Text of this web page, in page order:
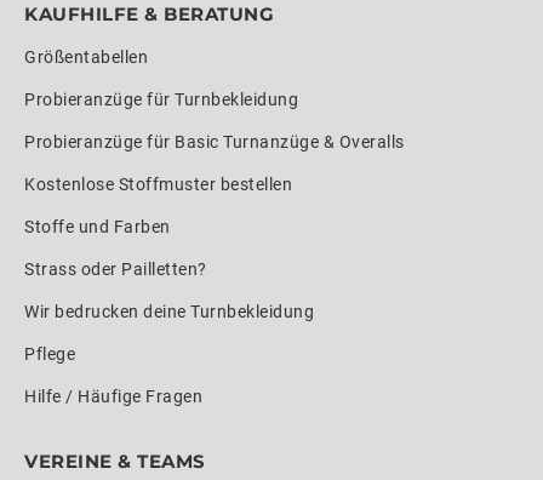
KAUFHILFE & BERATUNG
Größentabellen
Probieranzüge für Turnbekleidung
Probieranzüge für Basic Turnanzüge & Overalls
Kostenlose Stoffmuster bestellen
Stoffe und Farben
Strass oder Pailletten?
Wir bedrucken deine Turnbekleidung
Pflege
Hilfe / Häufige Fragen
VEREINE & TEAMS